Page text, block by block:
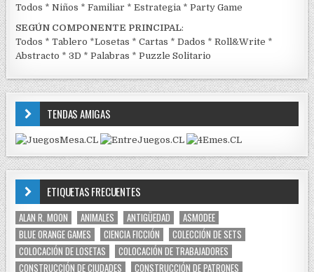
Todos *Niños *Familiar *Estrategia *Party Game
SEGÚN COMPONENTE PRINCIPAL:
Todos *Tablero *Losetas *Cartas *Dados *Roll&Write *
Abstracto *3D *Palabras *Puzzle Solitario
TENDAS AMIGAS
ETIQUETAS FRECUENTES
ALAN R. MOON ANIMALES ANTIGÜEDAD
ASMODEE
BLUE ORANGE GAMES
CIENCIA FICCIÓN
COLECCIÓN DE SETS
COLOCACIÓN DE LOSETAS
COLOCACIÓN DE TRABAJADORES
CONSTRUCCIÓN DE CIUDADES
CONSTRUCCIÓN DE PATRONES